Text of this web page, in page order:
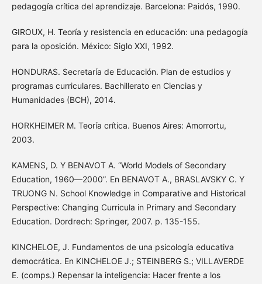
pedagogía crítica del aprendizaje. Barcelona: Paidós, 1990.
GIROUX, H. Teoría y resistencia en educación: una pedagogía
para la oposición. México: Siglo XXI, 1992.
HONDURAS. Secretaría de Educación. Plan de estudios y
programas curriculares. Bachillerato en Ciencias y
Humanidades (BCH), 2014.
HORKHEIMER M. Teoría crítica. Buenos Aires: Amorrortu,
2003.
KAMENS, D. Y BENAVOT A. “World Models of Secondary
Education, 1960—2000”. En BENAVOT A., BRASLAVSKY C. Y
TRUONG N. School Knowledge in Comparative and Historical
Perspective: Changing Curricula in Primary and Secondary
Education. Dordrech: Springer, 2007. p. 135-155.
KINCHELOE, J. Fundamentos de una psicología educativa
democrática. En KINCHELOE J.; STEINBERG S.; VILLAVERDE
E. (comps.) Repensar la inteligencia: Hacer frente a los